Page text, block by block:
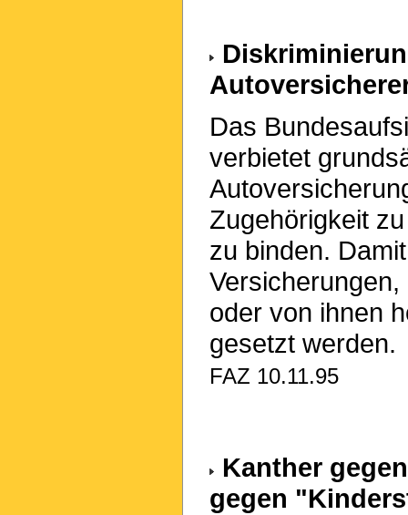
Das
verbietet
Zugehörigkeit
zu binden.
oder von ihnen
gesetzt werden.
FAZ 10.11.95
Kanther
gegen